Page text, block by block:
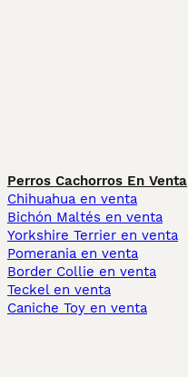
Perros Cachorros En Venta
Chihuahua en venta
Bichón Maltés en venta
Yorkshire Terrier en venta
Pomerania en venta
Border Collie en venta
Teckel en venta
Caniche Toy en venta